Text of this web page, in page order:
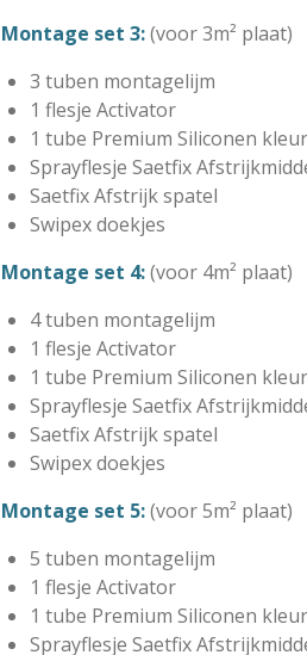
Montage set 3:(voor 3m² plaat)
3 tuben montagelijm
1 flesje Activator
1 tube Premium Siliconen
Sprayflesje Saetfix
Saetfix Afstrijk spatel
Swipex doekjes
Montage set 4:(voor 4m² plaat)
4 tuben montagelijm
1 flesje Activator
1 tube Premium Siliconen
Sprayflesje Saetfix
Saetfix Afstrijk spatel
Swipex doekjes
Montage set 5:(voor 5m² plaat)
5 tuben montagelijm
1 flesje Activator
1 tube Premium Siliconen
Sprayflesje Saetfix